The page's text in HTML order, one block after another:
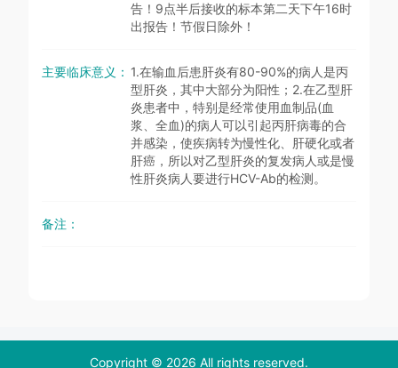
告！9点半后接收的标本第二天下午16时
出报告！节假日除外！
主要临床意义： 1.在输血后患肝炎有80-90%的病人是丙
型肝炎，其中大部分为阳性；2.在乙型肝
炎患者中，特别是经常使用血制品(血
浆、全血)的病人可以引起丙肝病毒的合
并感染，使疾病转为慢性化、肝硬化或者
肝癌，所以对乙型肝炎的复发病人或是慢
性肝炎病人要进行HCV-Ab的检测。
备注：
Copyright © 2026 All rights reserved.